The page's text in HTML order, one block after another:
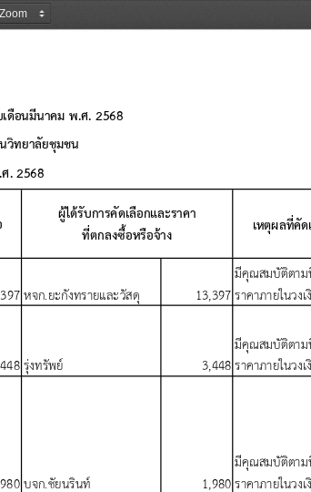
เหตผลทคด
หจก.ยะกงทรายและวสด 13,397
มคณสมบตตา
ราคาภายในวงเง
รงทรพย 3,448
มคณสมบตตา
ราคาภายในวงเง
บจก.ชยนรนท 1,980
มคณสมบตตา
ราคาภายในวงเง
ดอนมนาคม พ.ศ. 2568
วทยาลยชมชน
.ศ . 2568
ผไดรบการคดเลอกและราคา
ทตกลงซอหรอจาง